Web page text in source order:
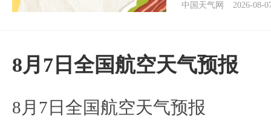
中国天气网 2026-08-
8月7日全国航空天气预报
8月7日全国航空天气预报